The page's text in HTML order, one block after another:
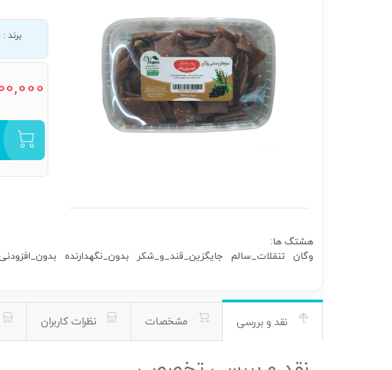
برند:
هشتگ ها:
وگان تنقلات_سالم جایگزین_قند_و_شکر بدون_نگهدارنده
نقد و بررسی مشخصات نظرات کاربران